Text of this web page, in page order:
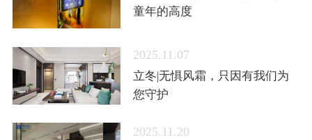
童年的高度
2025.11.07
立冬|无惧风霜，只因有我们为
您守护
2025.11.20